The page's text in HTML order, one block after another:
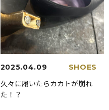
2025.04.09 SHOES
久々に履いたらカカトが崩れ
た！？